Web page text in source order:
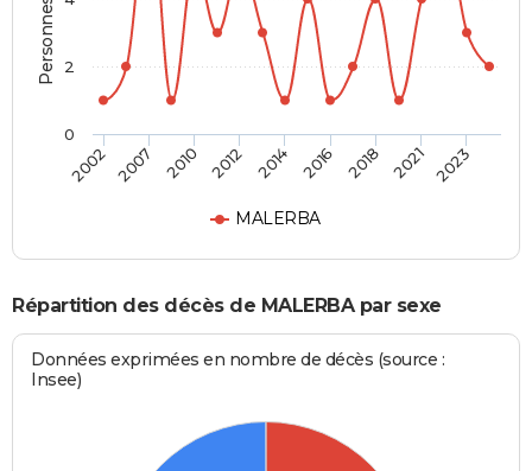
MALERBA
2002 2007 2010 2012 2014 2016 2018 2021 2023
0
2
Répartition des décès de MALERBA par sexe
Données exprimées en nombre de décès (source :
Insee)